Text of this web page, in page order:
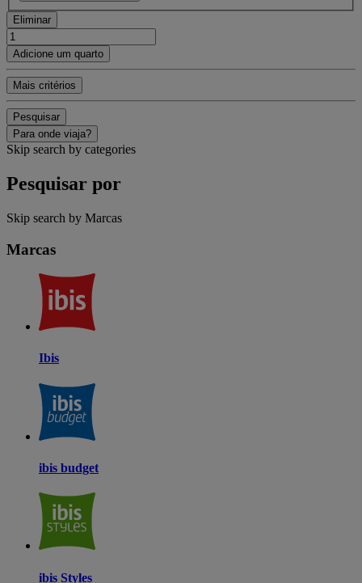
Eliminar
Adicione um quarto
Mais critérios
Pesquisar
Para onde viaja?
Skip search by categories
Pesquisar por
Skip search by Marcas
Marcas
Ibis
ibis budget
ibis Styles